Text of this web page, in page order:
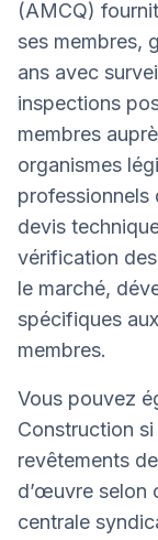
(AMCQ)
ses membres,
ans avec
inspections
membres
organismes
professionnels
devis
vérification
le marché,
spécifiques
membres.
Vous pouvez
Construction
revêtements
d’œuvre selon
centrale